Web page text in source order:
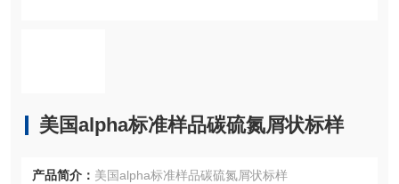
美国alpha标准样品碳硫氮屑状标样
产品简介： 美国alpha标准样品碳硫氮屑状标样